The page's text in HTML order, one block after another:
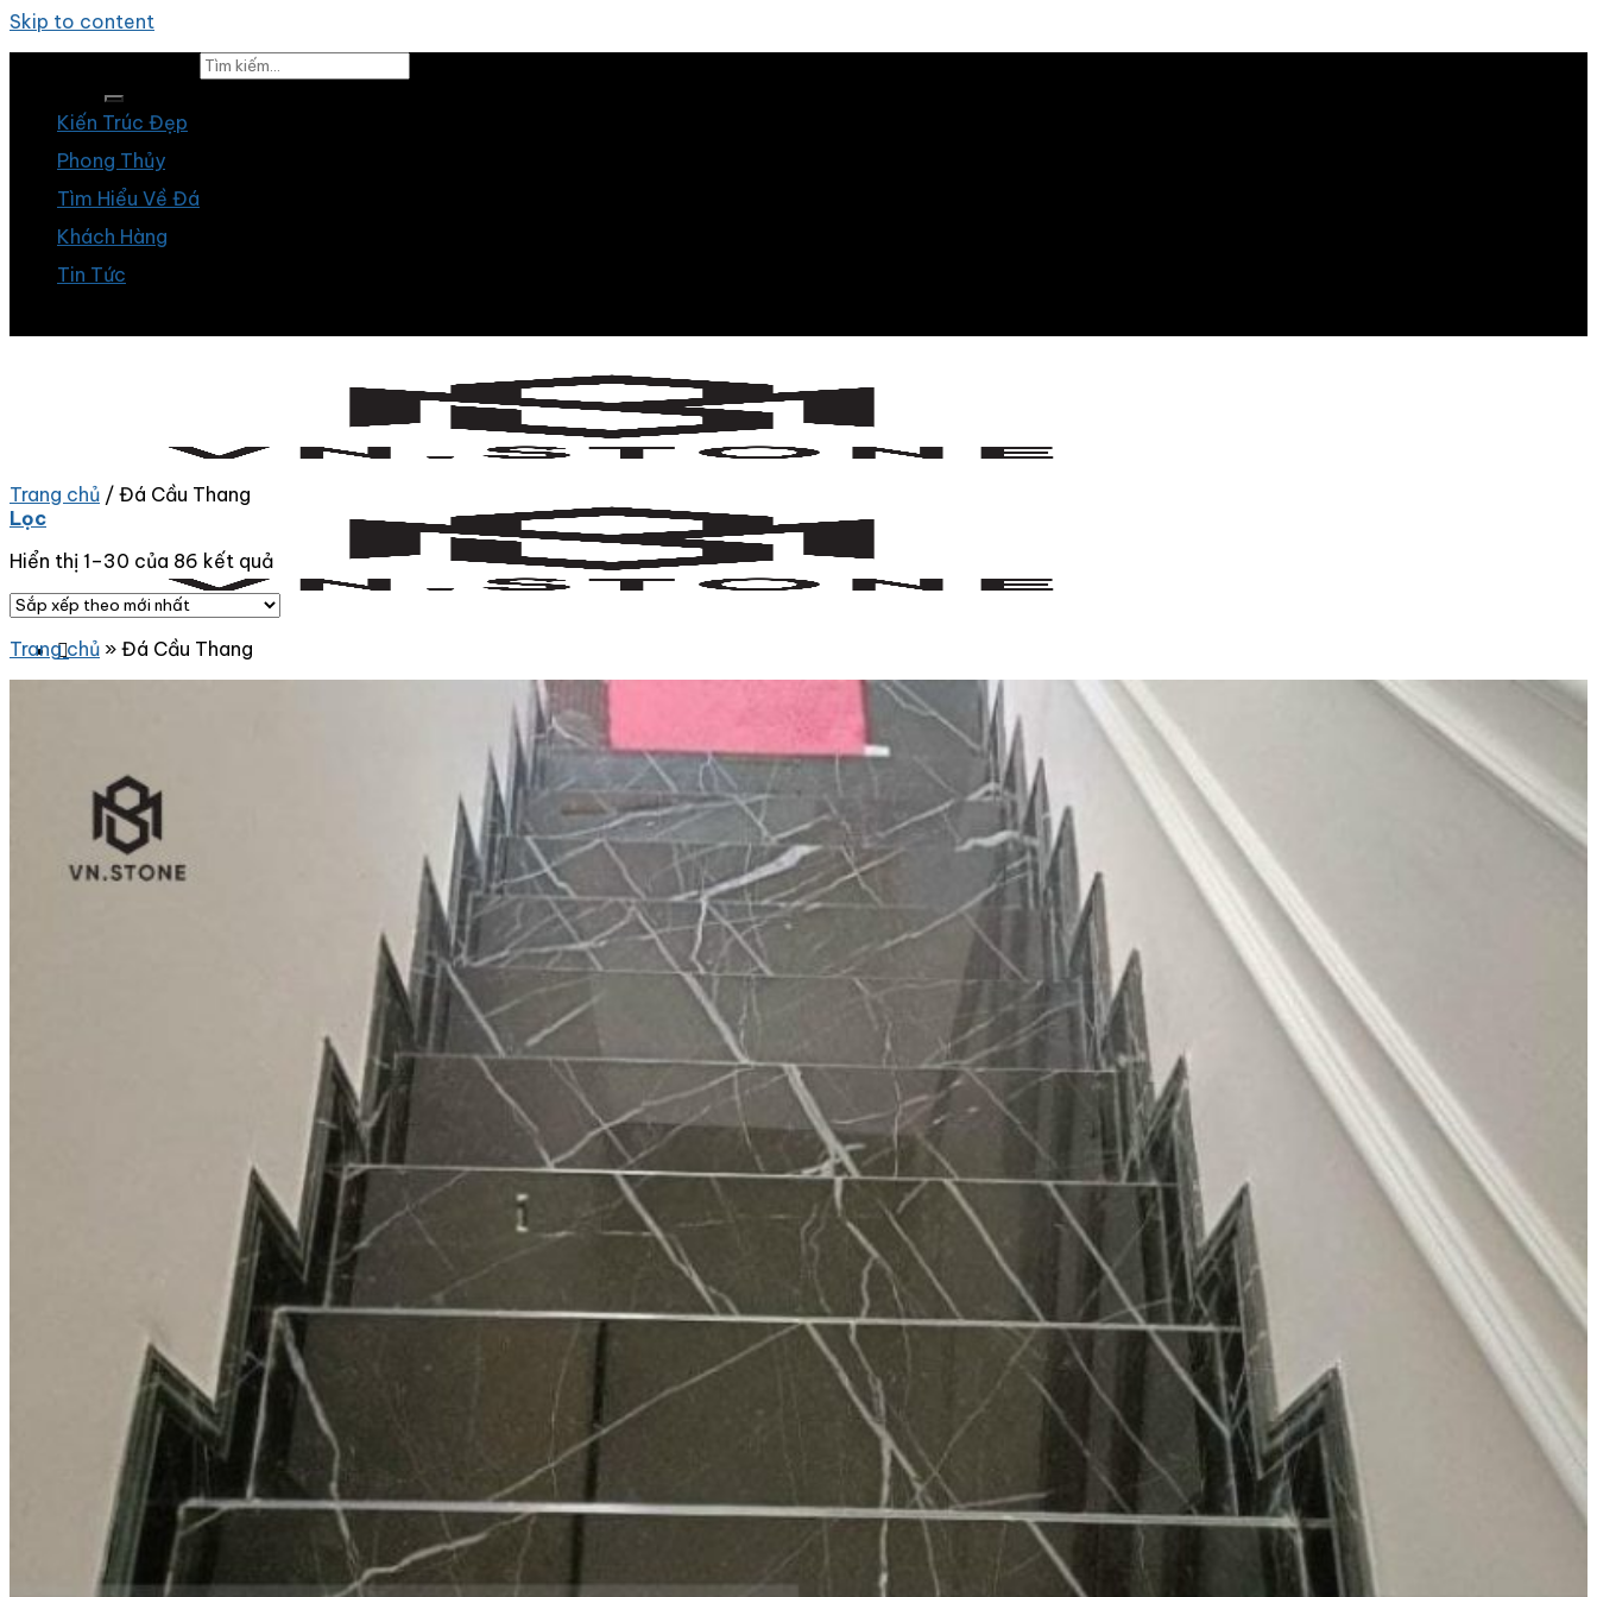
Skip to content
Kiến Trúc Đẹp
Phong Thủy
Tìm Hiểu Về Đá
Khách Hàng
Tin Tức
Đá Granite
Đá Granite Màu Vàng
Đá Marble Màu Kem
Đá Marble Màu Nâu
Đá Marble Màu Đen
Đá Marble Màu Đỏ
Đá Marble Màu Vàng
Đá Marble Màu Trắng
Đá Marble Màu Xanh
Đá Ốp
Đá Ốp Bàn Bếp Nhân Tạo​
Đá Ốp Mộ
Trang chủ / Đá Cầu Thang
Lọc
Hiển thị 1–30 của 86 kết quả
Trang chủ » Đá Cầu Thang